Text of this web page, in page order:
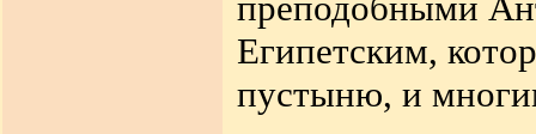
Египетским,
пустыню, и